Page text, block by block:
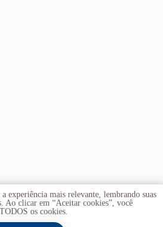
experiência mais relevante, lembrando suas
Ao clicar em “Aceitar cookies”, você
os cookies.